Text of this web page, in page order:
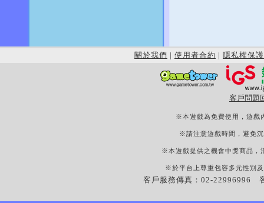
關於我們 | 使用者合約 | 隱私權保護
客戶問題
※本遊戲為免費使用，遊戲
※請注意遊戲時間，避免
※本遊戲提供之機會中獎商品，
※於平台上尊重包容多元性別
客戶服務傳真：02-22996996